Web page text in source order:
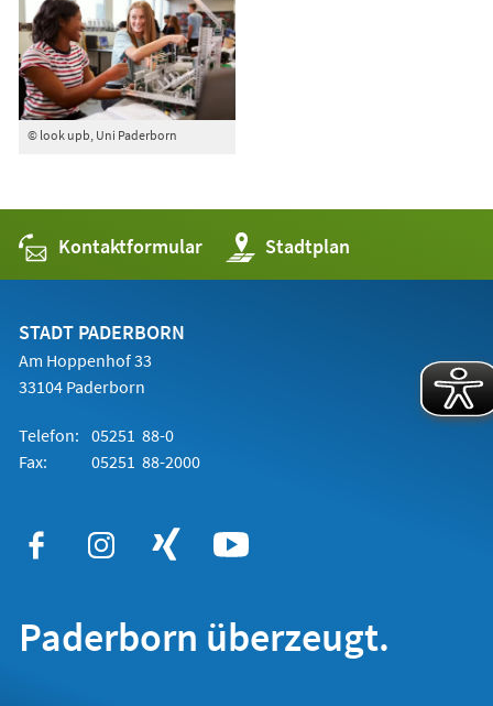
© look upb, Uni Paderborn
Kontaktformular Stadtplan
(Öffnet
in
einem
STADT PADERBORN
Am Hoppenhof 33
33104 Paderborn
Telefon: 05251 88-0
Fax:
05251 88-2000
Paderborn überzeugt.